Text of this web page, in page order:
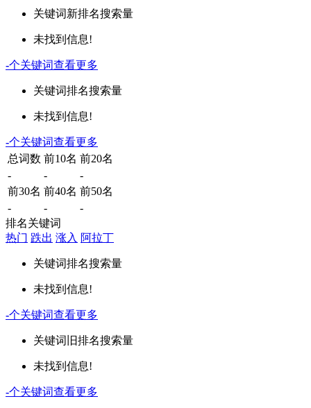
关键词新排名搜索量
未找到信息!
-个关键词查看更多
关键词排名搜索量
未找到信息!
-个关键词查看更多
总词数 前10名 前20名
-
-
-
前30名 前40名 前50名
-
-
-
排名关键词
热门 跌出 涨入 阿拉丁
关键词排名搜索量
未找到信息!
-个关键词查看更多
关键词 旧排名搜索量
未找到信息!
-个关键词查看更多